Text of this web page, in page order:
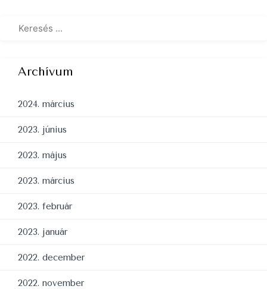
Archívum
2024. március
2023. június
2023. május
2023. március
2023. február
2023. január
2022. december
2022. november